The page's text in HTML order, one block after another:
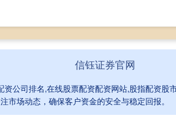
在
信钰证券官网
公司排名,在线股票配资配资网站,股指配资股
市场动态，确保客户资金的安全与稳定回报。